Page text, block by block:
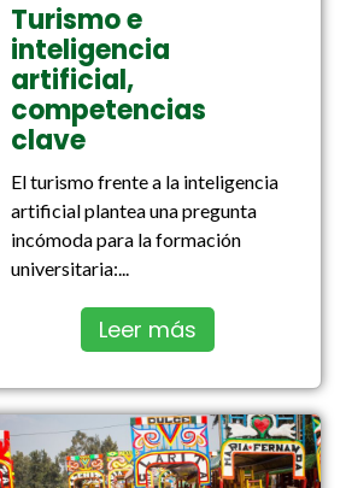
Turismo e
inteligencia
artificial,
competencias
clave
El turismo frente a la inteligencia
artificial plantea una pregunta
incómoda para la formación
universitaria:...
Leer más